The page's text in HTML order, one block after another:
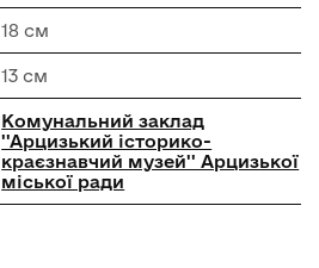
18 см
13 см
Комунальний заклад
''Арцизький історико-
краєзнавчий музей'' Арцизької
міської ради